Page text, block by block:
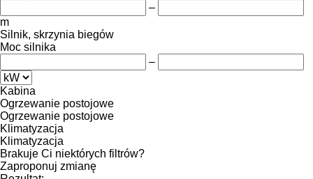
–
m
Silnik, skrzynia biegów
Moc silnika
–
Kabina
Ogrzewanie postojowe
Ogrzewanie postojowe
Klimatyzacja
Klimatyzacja
Brakuje Ci niektórych filtrów?
Zaproponuj zmianę